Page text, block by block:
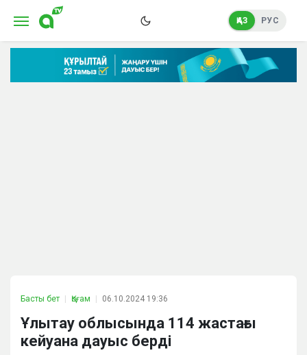
ҚАЗ РУС
Басты бет Қоғам 06.10.2024 19:36
Ұлытау облысында 114 жастағы
кейуана дауыс берді